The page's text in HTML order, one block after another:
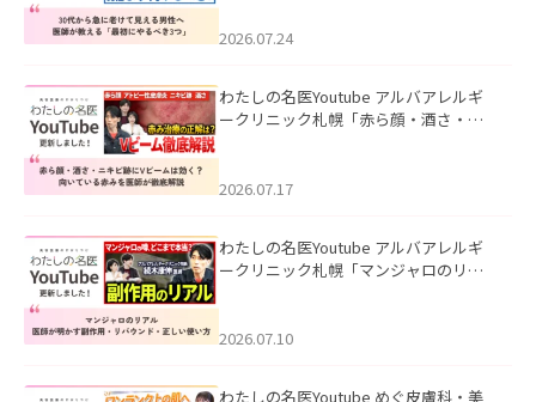
た。
2026.07.24
わたしの名医Youtube アルバアレルギ
ークリニック札幌「赤ら顔・酒さ・ニ
した。
2026.07.17
わたしの名医Youtube アルバアレルギ
ークリニック札幌「マンジャロのリア
た。
2026.07.10
わたしの名医Youtube めぐ皮膚科・美